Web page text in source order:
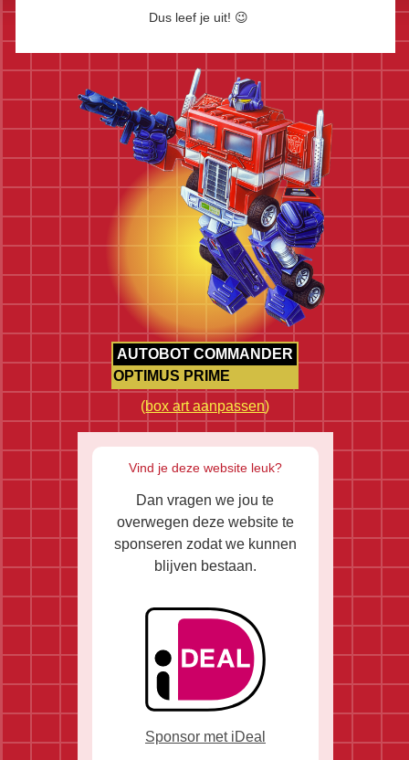
Dus leef je uit! 😉
AUTOBOT COMMANDER
OPTIMUS PRIME
(box art aanpassen)
Vind je deze website leuk?
Dan vragen we jou te
overwegen deze website te
sponseren zodat we kunnen
blijven bestaan.
Sponsor met iDeal